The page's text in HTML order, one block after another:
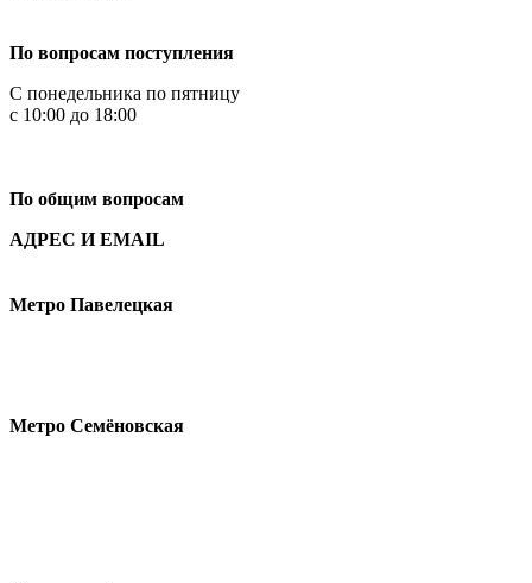
По вопросам поступления
С понедельника по пятницу
с 10:00 до 18:00
По общим вопросам
АДРЕС И EMAIL
Метро Павелецкая
Метро Семёновская